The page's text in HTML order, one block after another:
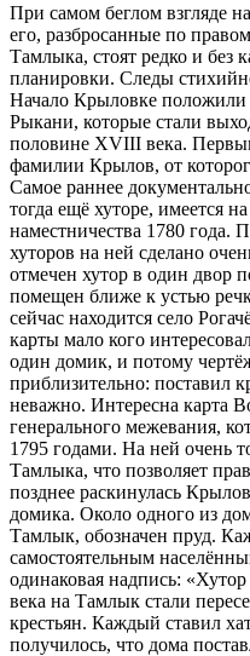
При самом беглом взгляде
его, разбросанные по
Тамлыка, стоят редко и без
планировки. Следы
Начало Крыловке положили
Рыкани, которые стали
половине XVIII века.
фамилии Крылов, от
Самое раннее
тогда ещё хуторе, имеется
наместничества 1780 года.
хуторов на ней сделано
отмечен хутор в один двор
помещен ближе к устью
сейчас находится село
карты мало кого
один домик, и потому
приблизительно: поставил
неважно. Интересна карта
генерального межевания,
1795 годами. На ней очень
Тамлыка, что позволяет
позднее раскинулась
домика. Около одного из
Тамлык, обозначен пруд.
самостоятельным
одинаковая надпись:
века на Тамлык стали
крестьян. Каждый ставил
получилось, что дома